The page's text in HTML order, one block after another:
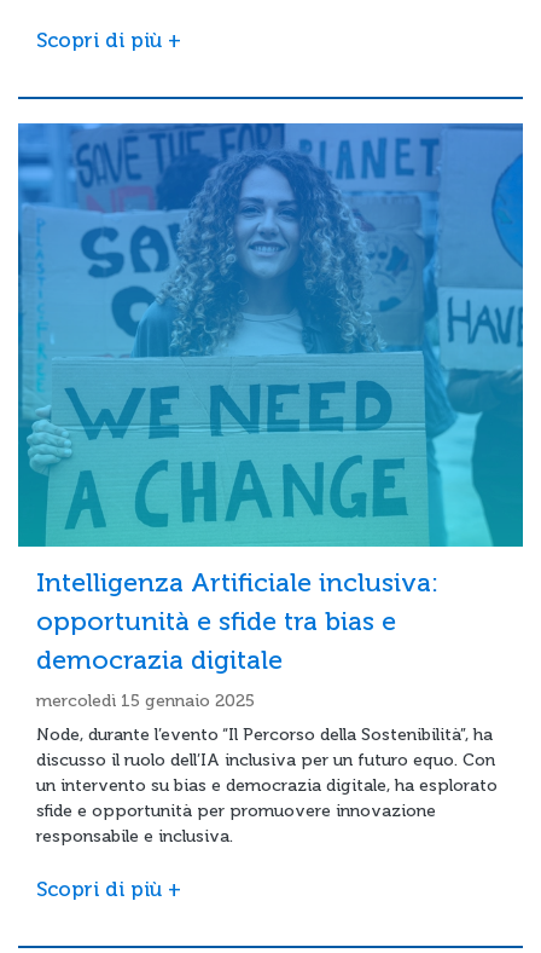
Scopri di più +
Intelligenza Artificiale inclusiva:
opportunità e sfide tra bias e
democrazia digitale
mercoledì 15 gennaio 2025
Node, durante l’evento “Il Percorso della Sostenibilità”, ha
discusso il ruolo dell’IA inclusiva per un futuro equo. Con
un intervento su bias e democrazia digitale, ha esplorato
sfide e opportunità per promuovere innovazione
responsabile e inclusiva.
Scopri di più +